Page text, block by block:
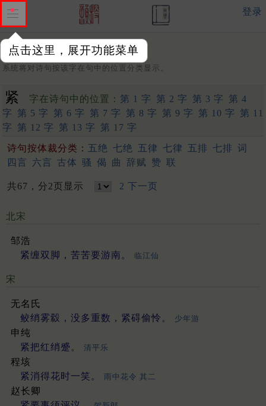
点击这里，展开功能菜单
登录
字：
系统将对诗句按该字在句中的位置分类显示。
紧 字在诗句中的位置： 第 1 字 第 2 字 第 3 字
第 4
字
第 5 字 第 6 字 第 7 字 第 8 字 第 9 字 第 10 字
第 11
字
第 12 字 第 13 字 第 17 字
诗句按体裁分类： 五绝 七绝 五律 七律 五排 七排 词
四言
六言 古体 骚 偈 曲 辞赋 赞 联
共67，分2页显示 2 下一页
北宋
邹浩
紧缠双脚，苦苦要游南。
临江仙
宋
无名氏
鲛绡雾縠，没多重数，紧碍偷怜。
少年游
申纯
紧把红绡蹙。
清平乐
程垓
紧消得花时一笑。
雨中花令 其二
赵长卿